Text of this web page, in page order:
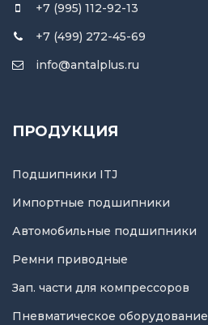
+7 (995) 112-92-13
+7 (499) 272-45-69
info@antalplus.ru
ПРОДУКЦИЯ
Подшипники ITJ
Импортные подшипники
Автомобильные подшипники
Ремни приводные
Зап. части для компрессоров
Пневматическое оборудование